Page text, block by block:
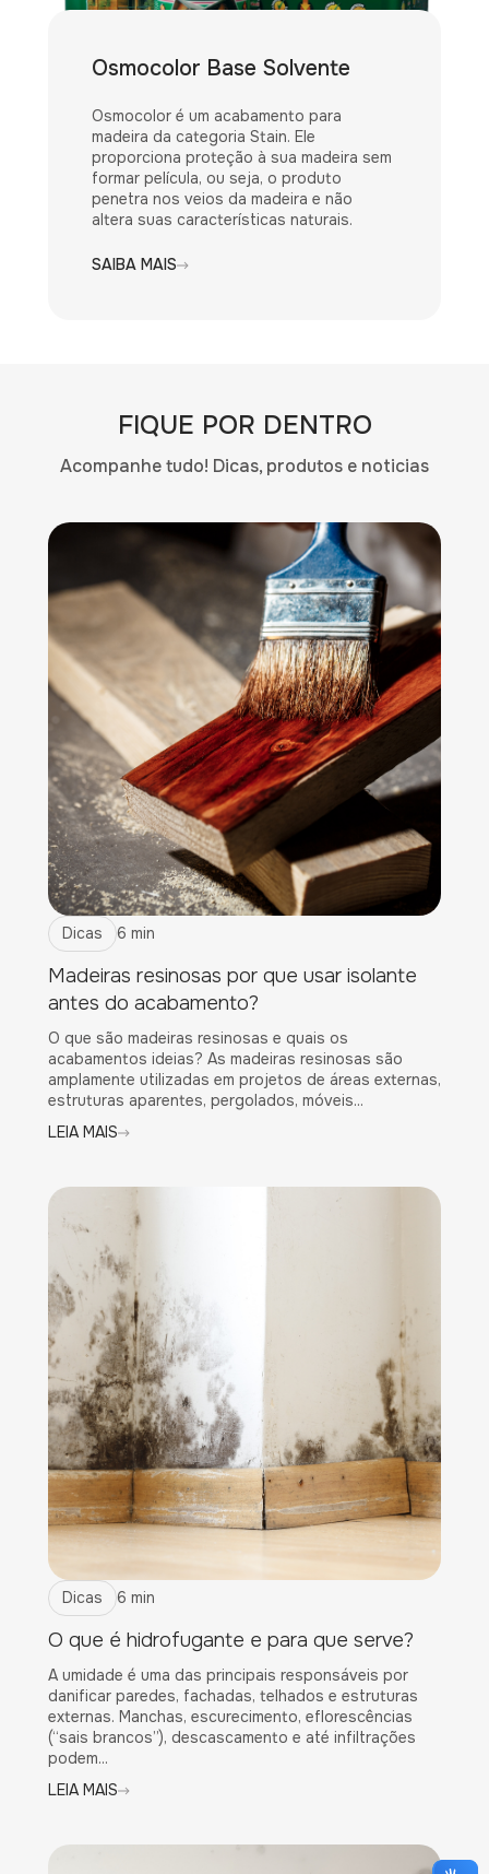
Osmocolor Base Solvente
Osmocolor é um acabamento para
madeira da categoria Stain. Ele
proporciona proteção à sua madeira sem
formar película, ou seja, o produto
penetra nos veios da madeira e não
altera suas características naturais.
SAIBA MAIS
FIQUE POR DENTRO
Acompanhe tudo! Dicas, produtos e noticias
Dicas 6 min
Madeiras resinosas por que usar isolante
antes do acabamento?
O que são madeiras resinosas e quais os
acabamentos ideias? As madeiras resinosas são
amplamente utilizadas em projetos de áreas externas,
estruturas aparentes, pergolados, móveis...
LEIA MAIS
Dicas 6 min
O que é hidrofugante e para que serve?
A umidade é uma das principais responsáveis por
danificar paredes, fachadas, telhados e estruturas
externas. Manchas, escurecimento, eflorescências
(“sais brancos”), descascamento e até infiltrações
podem...
LEIA MAIS